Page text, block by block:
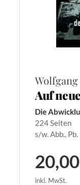
Auf
Die
224 Seiten
s/w. Abb., Pb.
inkl. MwSt.